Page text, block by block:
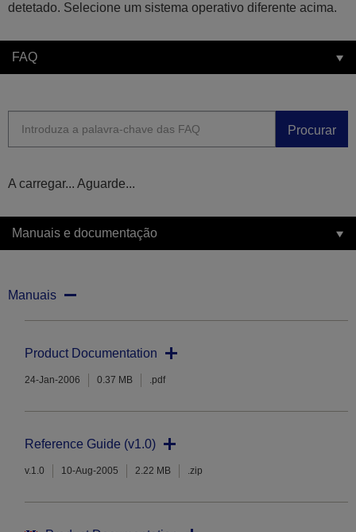
detetado. Selecione um sistema operativo diferente acima.
FAQ
Procurar
A carregar... Aguarde...
Manuais e documentação
Manuais
Product Documentation
24-Jan-2006 0.37 MB .pdf
Reference Guide (v1.0)
v.1.0 10-Aug-2005 2.22 MB .zip